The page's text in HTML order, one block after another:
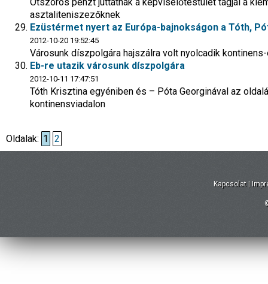
asztaliteniszezőknek
Ezüstérmet nyert az Európa-bajnokságon a Tóth,
2012-10-20 19:52:45
Városunk díszpolgára hajszálra volt nyolcadik
Eb-re utazik városunk díszpolgára
2012-10-11 17:47:51
Tóth Krisztina egyéniben és – Póta Georginával az
kontinensviadalon
Oldalak: 1 2
Kapcsolat |